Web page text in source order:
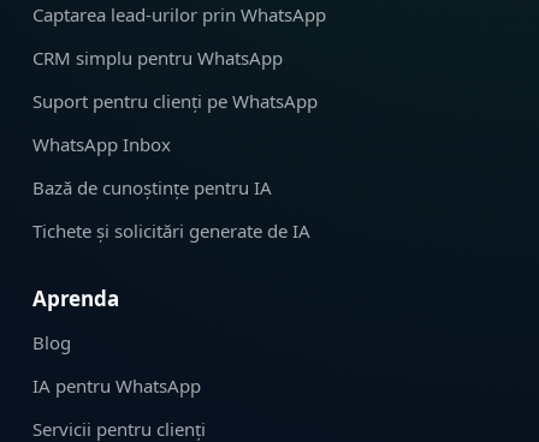
Captarea lead-urilor prin WhatsApp
CRM simplu pentru WhatsApp
Suport pentru clienți pe WhatsApp
WhatsApp Inbox
Bază de cunoștințe pentru IA
Tichete și solicitări generate de IA
Aprenda
Blog
IA pentru WhatsApp
Servicii pentru clienți